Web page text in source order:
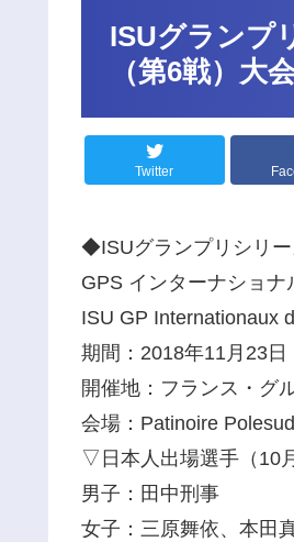
ISUグランプ
（第6戦）大
Twitter
◆ISUグランプリシリ
GPS インターナショナ
ISU GP Internationaux
期間：2018年11月23日
開催地：フランス・グ
会場：Patinoire
▽日本人出場選手（10
男子：田中刑事
女子：三原舞依、本田